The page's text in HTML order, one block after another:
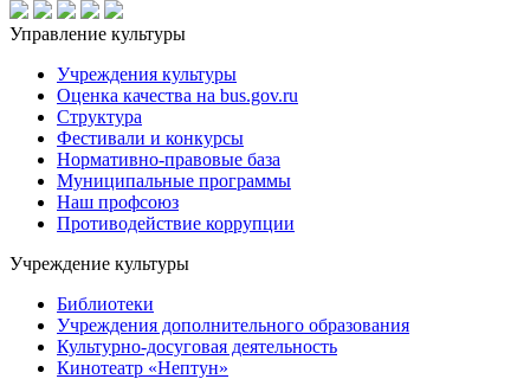
Управление культуры
Учреждения культуры
Оценка качества на bus.gov.ru
Структура
Фестивали и конкурсы
Нормативно-правовые база
Муниципальные программы
Наш профсоюз
Противодействие коррупции
Учреждение культуры
Библиотеки
Учреждения дополнительного образования
Культурно-досуговая деятельность
Кинотеатр «Нептун»